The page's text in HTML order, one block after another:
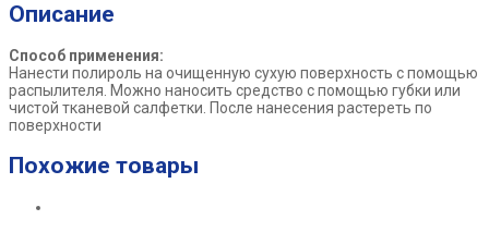
Описание
Способ применения:
Нанести полироль на очищенную сухую поверхность с помощью
распылителя. Можно наносить средство с помощью губки или
чистой тканевой салфетки. После нанесения растереть по
поверхности
Похожие товары